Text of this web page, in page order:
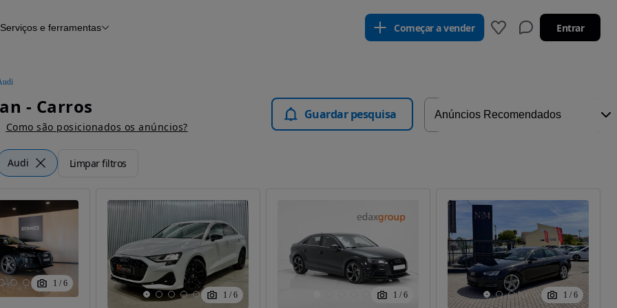
Serviços e ferramentas Começar a vender Entrar
- Carros
Como são posicionados os anúncios?
Guardar pesquisa
Audi Limpar filtros
1 / 6
1 / 6 1 / 6 1 / 6